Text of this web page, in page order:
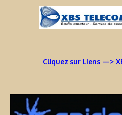
Cliquez sur Liens —>